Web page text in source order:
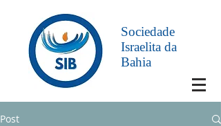
Sociedade
Israelita da
Bahia
Post